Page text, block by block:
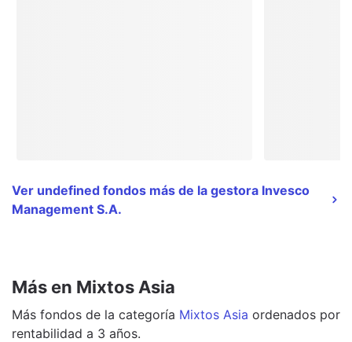
Ver undefined fondos más de la gestora Invesco
Management S.A.
Más en Mixtos Asia
Más fondos de la categoría Mixtos Asia ordenados por
rentabilidad a 3 años.